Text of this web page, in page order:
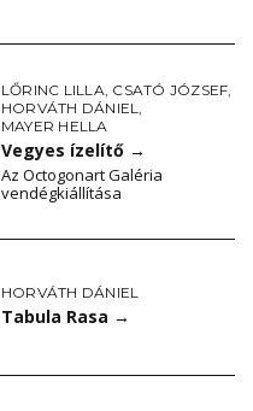
LŐRINC LILLA, CSATÓ JÓZSEF,
HORVÁTH DÁNIEL,
MAYER HELLA
Vegyes ízelítő →
Az Octogonart Galéria
vendégkiállítása
HORVÁTH DÁNIEL
Tabula Rasa →